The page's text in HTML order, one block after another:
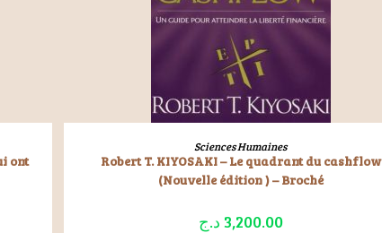
ont
LIRE LA SUITE
Sciences Humaines
Robert T. KIYOSAKI – Le quadrant du cashflow
(Nouvelle édition ) – Broché
3,200.00 د.ج